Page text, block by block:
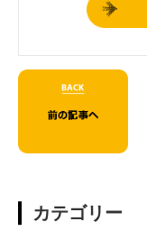
カテゴリー